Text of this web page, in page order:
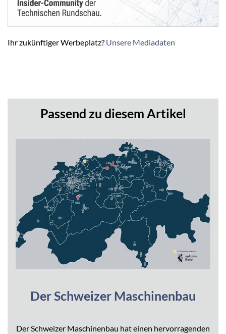
Ihr zukünftiger Werbeplatz? Unsere Mediadaten
Passend zu diesem Artikel
Der Schweizer Maschinenbau
Der Schweizer Maschinenbau hat einen hervorragenden